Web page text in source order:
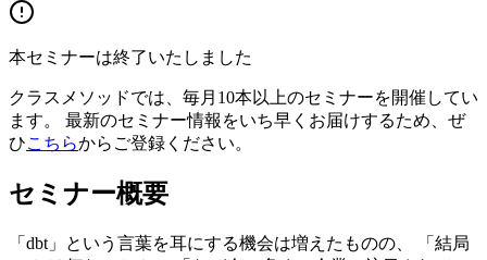
本セミナーは終了いたしました
クラスメソッドでは、毎月10本以上のセミナーを開催してい
ます。 最新のセミナー情報をいち早くお届けするため、ぜ
ひこちらからご登録ください。
セミナー概要
「dbt」という言葉を耳にする機会は増えたものの、 「結局